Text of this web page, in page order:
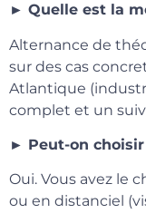
► Quelle est la
Alternance de
sur des cas
Atlantique
complet et un
► Peut-on
Oui. Vous avez le
ou en distanciel